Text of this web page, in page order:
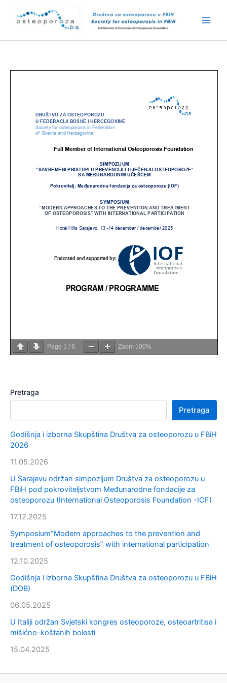
Page 1 / 6 Zoom 100%
Pretraga
Pretraga
Godišnja i izborna Skupština Društva za osteoporozu u FBiH
2026
11.05.2026
U Sarajevu održan simpozijum Društva za osteoporozu u
FBiH pod pokroviteljstvom Međunarodne fondacije za
osteoporozu (International Osteoporosis Foundation -IOF)
17.12.2025
Symposium”Modern approaches to the prevention and
treatment of osteoporosis” with international participation
12.10.2025
Godišnja i izborna Skupština Društva za osteoporozu u FBiH
(DOB)
06.05.2025
U Italiji održan Svjetski kongres osteoporoze, osteoartritisa i
mišićno-koštanih bolesti
15.04.2025